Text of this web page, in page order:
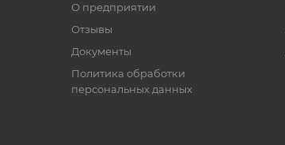
О предприятии
Отзывы
Документы
Политика обработки
персональных данных